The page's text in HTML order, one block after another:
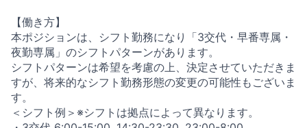
【働き方】
本ポジションは、シフト勤務になり「3交代・早番専属・
夜勤専属」のシフトパターンがあります。
シフトパターンは希望を考慮の上、決定させていただきま
すが、将来的なシフト勤務形態の変更の可能性もございま
す。
＜シフト例＞※シフトは拠点によって異なります。